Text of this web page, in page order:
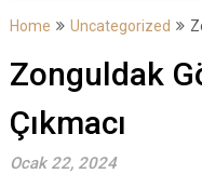
Home Uncategorized
Zonguldak
Çıkmacı
Ocak 22, 2024